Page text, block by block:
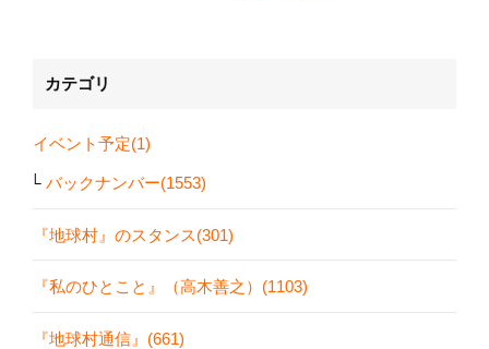
カテゴリ
イベント予定(1)
バックナンバー(1553)
『地球村』のスタンス(301)
『私のひとこと』（高木善之）(1103)
『地球村通信』(661)